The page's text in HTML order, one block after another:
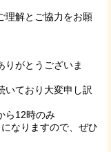
理解とご協力をお願
りがとうございま
いており大変申し訳
ら12時のみ
なりますので、ぜひ